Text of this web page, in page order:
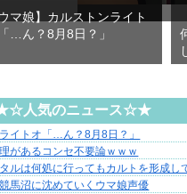
ウマ娘】カルストンライト
…ん？8月8日？」
人気のニュース☆★
た、切なく温かい恋物語
イトオ「…ん？8月8日？」
があるコンセ不要論ｗｗｗ
ルは何処に行ってもカルトを形成し
馬沼に沈めていくウマ娘声優